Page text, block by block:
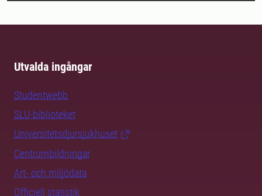
Utvalda ingångar
Studentwebb
SLU-biblioteket
Universitetsdjursjukhuset
Centrumbildningar
Art- och miljödata
Officiell statistik